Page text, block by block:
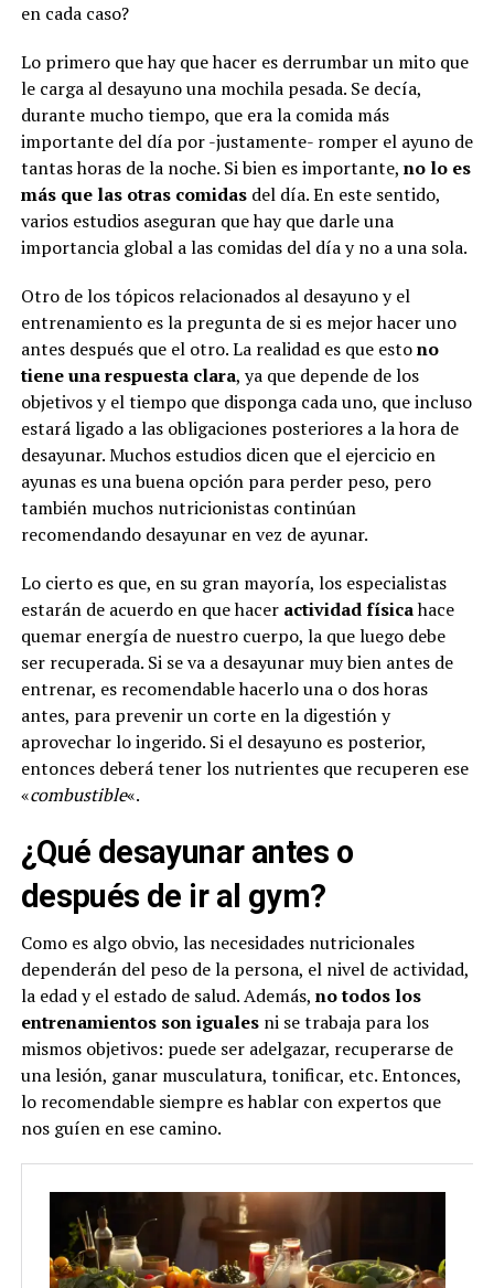
en cada caso?
Lo primero que hay que hacer es derrumbar un mito que
le carga al desayuno una mochila pesada. Se decía,
durante mucho tiempo, que era la comida más
importante del día por -justamente- romper el ayuno de
tantas horas de la noche. Si bien es importante, no lo es
más que las otras comidasdel día. En este sentido,
varios estudios aseguran que hay que darle una
importancia global a las comidas del día y no a una sola.
Otro de los tópicos relacionados al desayuno y el
entrenamiento es la pregunta de si es mejor hacer uno
antes después que el otro. La realidad es que estono
tiene una respuesta clara, ya que depende de los
objetivos y el tiempo que disponga cada uno, que incluso
estará ligado a las obligaciones posteriores a la hora de
desayunar. Muchos estudios dicen que el ejercicio en
ayunas es una buena opción para perder peso, pero
también muchos nutricionistas continúan
recomendando desayunar en vez de ayunar.
Lo cierto es que, en su gran mayoría, los especialistas
estarán de acuerdo en que hacer actividad físicahace
quemar energía de nuestro cuerpo, la que luego debe
ser recuperada. Si se va a desayunar muy bien antes de
entrenar, es recomendable hacerlo una o dos horas
antes, para prevenir un corte en la digestión y
aprovechar lo ingerido. Si el desayuno es posterior,
entonces deberá tener los nutrientes que recuperen ese
«combustible«.
¿Qué desayunar antes o
después de ir al gym?
Como es algo obvio, las necesidades nutricionales
dependerán del peso de la persona, el nivel de actividad,
la edad y el estado de salud. Además, no todos los
entrenamientos son iguales ni se trabaja para los
mismos objetivos: puede ser adelgazar, recuperarse de
una lesión, ganar musculatura, tonificar, etc. Entonces,
lo recomendable siempre es hablar con expertos que
nos guíen en ese camino.